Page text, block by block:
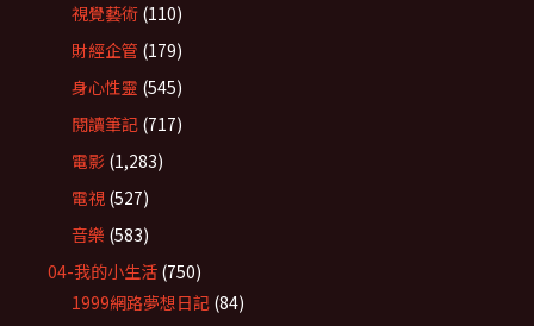
視覺藝術 (110)
財經企管 (179)
身心性靈 (545)
閱讀筆記 (717)
電影 (1,283)
電視 (527)
音樂 (583)
04-我的小生活 (750)
1999網路夢想日記 (84)